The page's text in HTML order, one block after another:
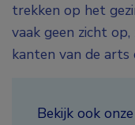
trekken op het
vaak geen zicht
kanten van de arts
Bekijk ook onze